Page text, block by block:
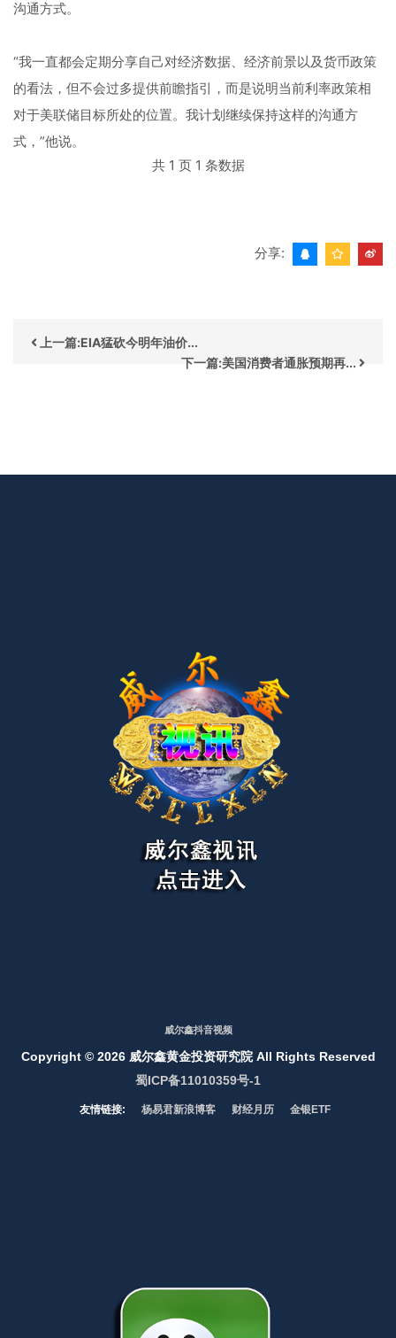
沟通方式。
“我一直都会定期分享自己对经济数据、经济前景以及货币政策
的看法，但不会过多提供前瞻指引，而是说明当前利率政策相
对于美联储目标所处的位置。我计划继续保持这样的沟通方
式，”他说。
共 1 页 1 条数据
分享:
上一篇:EIA猛砍今明年油价...
下一篇:美国消费者通胀预期再...
威尔鑫抖音视频
Copyright © 2026 威尔鑫黄金投资研究院 All Rights Reserved
蜀ICP备11010359号-1
友情链接: 杨易君新浪博客 财经月历 金银ETF